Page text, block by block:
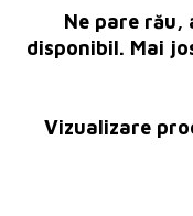
Ne pare rău,
disponibil. Mai
Vizualizare